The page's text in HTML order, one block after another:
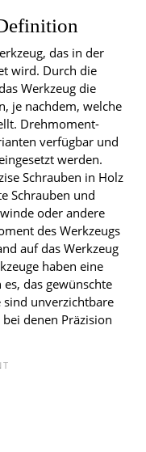
das in der
wird. Durch die
Werkzeug die
je nachdem, welche
Drehmoment-
verfügbar und
werden.
Schrauben in Holz
Schrauben und
oder andere
des Werkzeugs
auf das Werkzeug
haben eine
das gewünschte
sind unverzichtbare
denen Präzision